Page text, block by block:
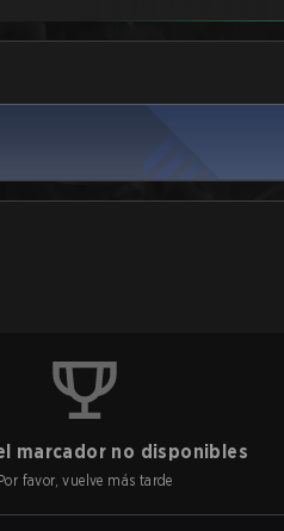
marcador no disponibles
favor, vuelve más tarde